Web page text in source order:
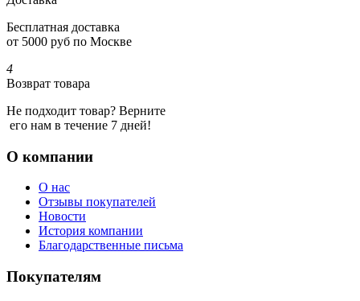
Бесплатная доставка
от 5000 руб по Москве
4
Возврат товара
Не подходит товар? Верните
его нам в течение 7 дней!
О компании
О нас
Отзывы покупателей
Новости
История компании
Благодарственные письма
Покупателям